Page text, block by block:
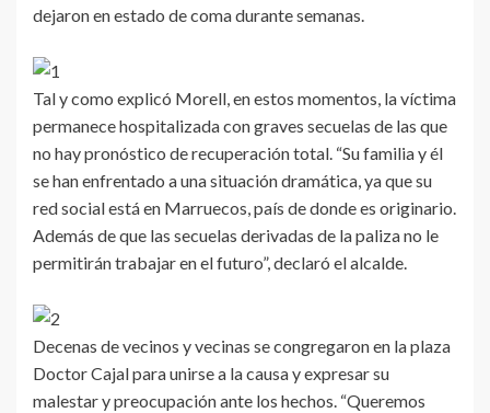
dejaron en estado de coma durante semanas.
Tal y como explicó Morell, en estos momentos, la víctima
permanece hospitalizada con graves secuelas de las que
no hay pronóstico de recuperación total. “Su familia y él
se han enfrentado a una situación dramática, ya que su
red social está en Marruecos, país de donde es originario.
Además de que las secuelas derivadas de la paliza no le
permitirán trabajar en el futuro”, declaró el alcalde.
Decenas de vecinos y vecinas se congregaron en la plaza
Doctor Cajal para unirse a la causa y expresar su
malestar y preocupación ante los hechos. “Queremos